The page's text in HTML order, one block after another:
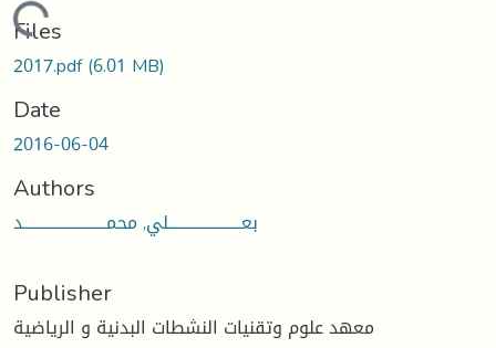
Loading...
Files
2017.pdf(6.01 MB)
Date
2016-06-04
Authors
بعــــــــــــــــــــــلي, محمـــــــــــــــــــــــــد
Publisher
معهد علوم وتقنيات النشطات البدنية و الرياضية